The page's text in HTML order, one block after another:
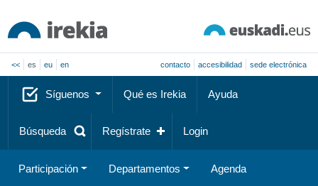
<< es eu en contacto accesibilidad sede electrónica
Síguenos Qué es Irekia Ayuda
Búsqueda Regístrate Login
Participación Departamentos Agenda